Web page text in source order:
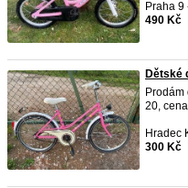
Praha 9
490 Kč
Dětské
Prodám
20,
Hradec
300 Kč